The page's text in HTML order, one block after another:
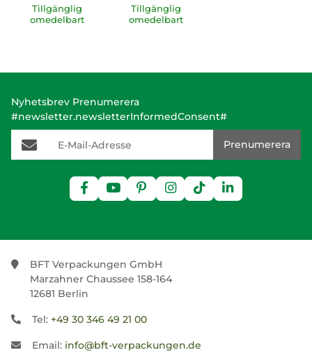
Tillgänglig
omedelbart
Tillgänglig
omedelbart
Nyhetsbrev Prenumerera
#newsletter.newsletterInformedConsent#
E-Mail-Adresse
Prenumerera
BFT Verpackungen GmbH
Marzahner Chaussee 158-164
12681 Berlin
Tel: +49 30 346 49 21 00
Email: info@bft-verpackungen.de